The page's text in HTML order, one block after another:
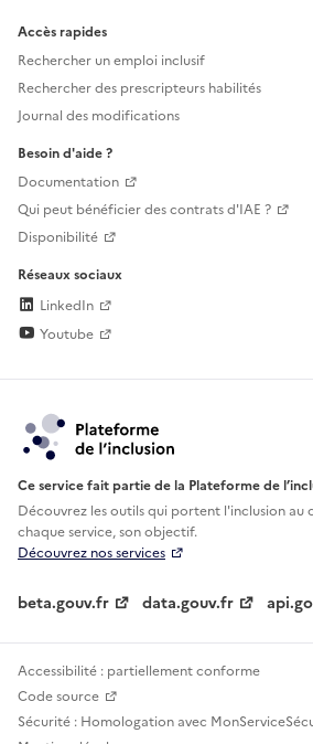
Accès rapides
Rechercher un emploi inclusif
Rechercher des prescripteurs habilités
Journal des modifications
Besoin d'aide ?
Documentation
Qui peut bénéficier des contrats d'IAE ?
Disponibilité
Réseaux sociaux
LinkedIn
Youtube
Ce service fait partie de la Plateforme de
Découvrez les outils qui portent l'inclusion au
chaque service, son objectif.
Découvrez nos services
beta.gouv.fr data.gouv.fr
Accessibilité : partiellement conforme
Code source
Sécurité : Homologation avec